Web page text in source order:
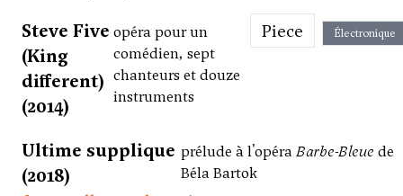
Steve Five
(King
different)
(2014)
opéra pour un
comédien, sept
chanteurs et douze
instruments
Piece Électronique
Ultime supplique
(2018)
prélude à l'opéraBarbe-Bleue de
Béla Bartok